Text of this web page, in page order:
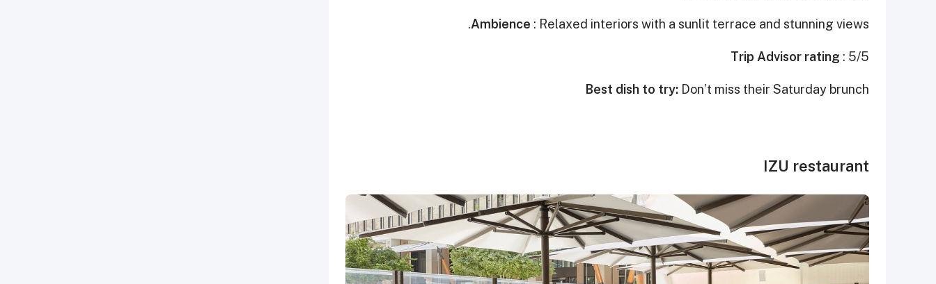
Ambience : Relaxed interiors with a sunlit terrace and stunning views.
Trip Advisor rating : 5/5
Best dish to try: Don’t miss their Saturday brunch
IZU restaurant